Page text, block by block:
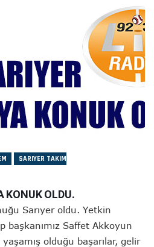
SARIYER TAKIM
KONUK OLDU.
Sarıyer oldu. Yetkin
Saffet Akkoyun
olduğu başarılar, gelir